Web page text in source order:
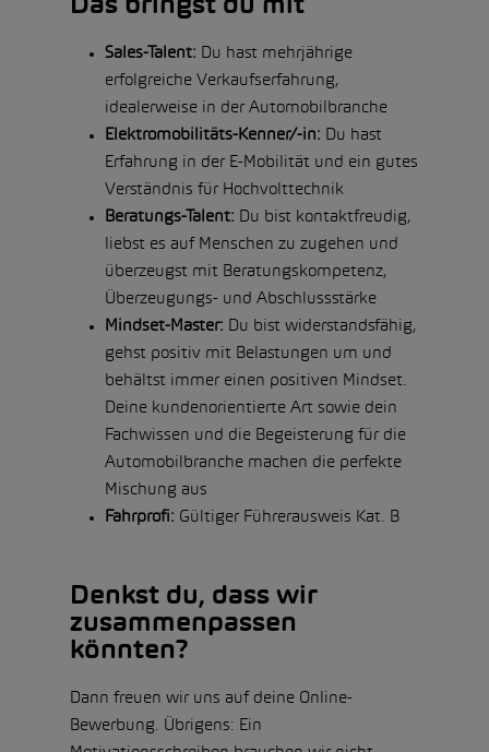
Das bringst du mit
Sales-Talent: Du hast mehrjährige
erfolgreiche Verkaufserfahrung,
idealerweise in der Automobilbranche
Elektromobilitäts-Kenner/-in: Du hast
Erfahrung in der E-Mobilität und ein gutes
Verständnis für Hochvolttechnik
Beratungs-Talent: Du bist kontaktfreudig,
liebst es auf Menschen zu zugehen und
überzeugst mit Beratungskompetenz,
Überzeugungs- und Abschlussstärke
Mindset-Master: Du bist widerstandsfähig,
gehst positiv mit Belastungen um und
behältst immer einen positiven Mindset.
Deine kundenorientierte Art sowie dein
Fachwissen und die Begeisterung für die
Automobilbranche machen die perfekte
Mischung aus
Fahrprofi: Gültiger Führerausweis Kat. B
Denkst du, dass wir
zusammenpassen
könnten?
Dann freuen wir uns auf deine Online-
Bewerbung. Übrigens: Ein